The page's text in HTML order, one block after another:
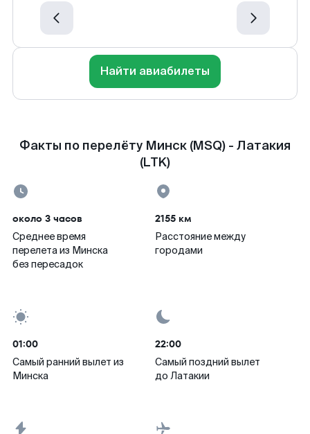
Найти авиабилеты
Факты по перелёту Минск (MSQ) - Латакия
(LTK)
около 3 часов
Среднее время
перелета из Минска
без пересадок
2155 км
Расстояние между
городами
01:00
Самый ранний вылет из
Минска
22:00
Самый поздний вылет
до Латакии